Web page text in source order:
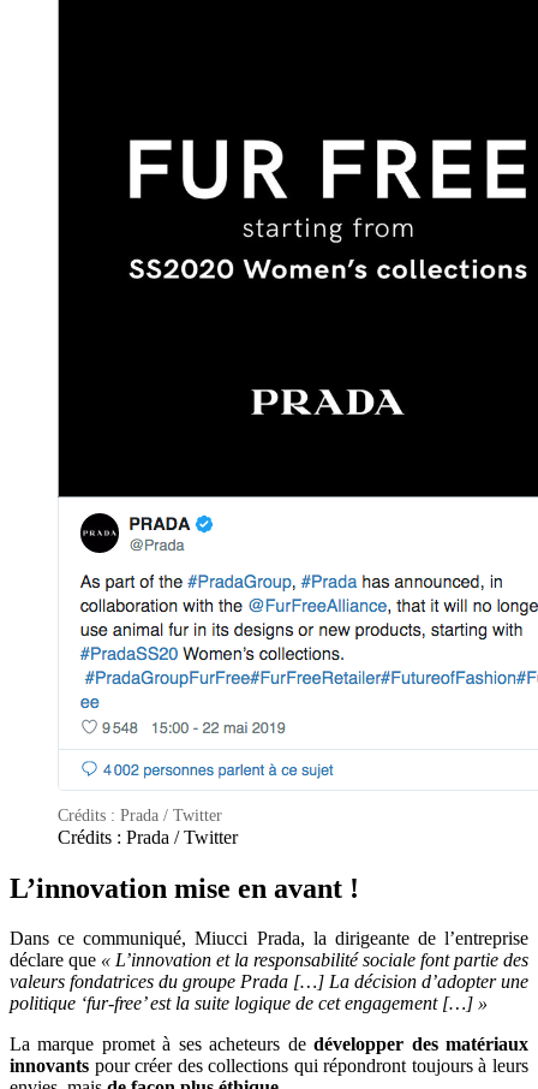
Crédits : Prada / Twitter
Crédits : Prada / Twitter
L’innovation mise en avant !
Dans ce communiqué, Miucci Prada, la dirigeante de l’entreprise
déclare que « L’innovation et la responsabilité sociale font partie des
valeurs fondatrices du groupe Prada […] La décision d’adopter une
politique ‘fur-free’ est la suite logique de cet engagement […] »
La marque promet à ses acheteurs dedévelopper des matériaux
innovants pour créer des collections qui répondront toujours à leurs